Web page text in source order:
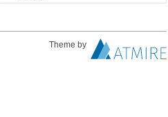
Theme by